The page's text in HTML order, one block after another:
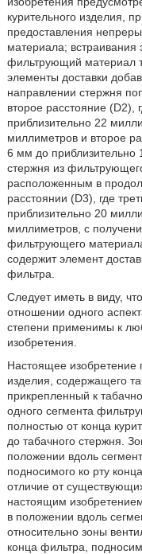
курительного изделия,
предоставления
материала; встраивания
фильтрующий материал
элементы доставки
направлении стержня
второе расстояние (D2),
приблизительно 22
миллиметров и второе
6 мм до приблизительно
стержня из
расположенным в
расстоянии (D3), где
приблизительно 20
миллиметров, с
фильтрующего
содержит элемент
фильтра.
Следует иметь в виду,
отношении одного
степени применимы к
изобретения.
Настоящее изобретение
изделия, содержащего
прикрепленный к
одного сегмента
полностью от конца
до табачного стержня.
положении вдоль
подносимого ко рту
отличие от
настоящим
в положении вдоль
относительно зоны
конца фильтра,